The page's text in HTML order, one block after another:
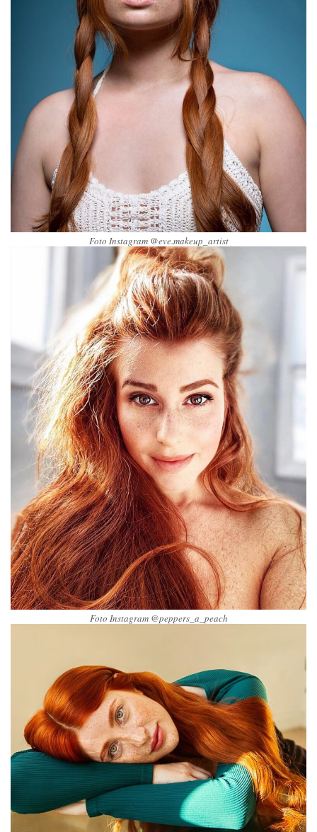
Foto Instagram @eve.makeup_artist
Foto Instagram @peppers_a_peach